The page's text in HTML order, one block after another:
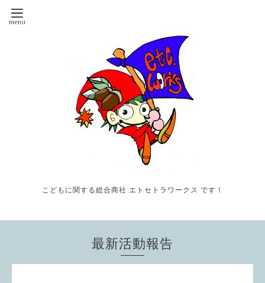
こどもに関する総合商社 エトセトラワークス です！
最新活動報告